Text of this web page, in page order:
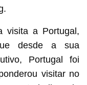
visita a Portugal,
desde a sua
Portugal foi
visitar no